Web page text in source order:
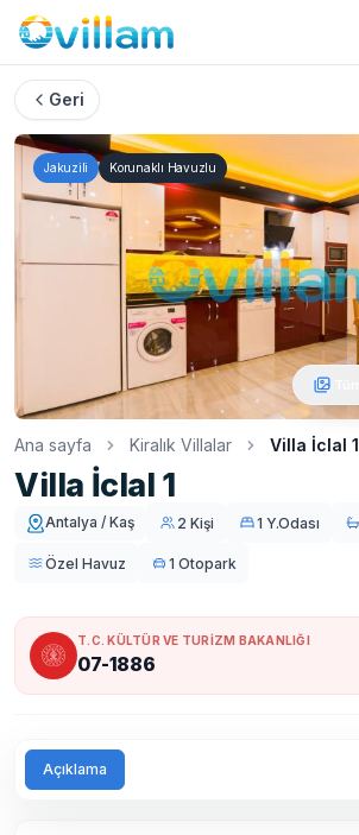
Geri
Jakuzili Korunaklı Havuzlu
Ana sayfa Kiralık Villalar Villa İclal 1
Villa İclal 1
Antalya / Kaş 2 Kişi 1 Y.Odası
Özel Havuz 1 Otopark
T.C. KÜLTÜR VE TURİZM BAKANLIĞI
07-1886
Açıklama